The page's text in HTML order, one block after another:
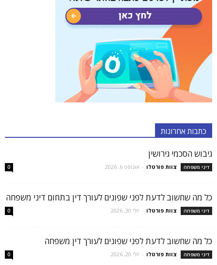
כתבות אחרונות
גיבוש הסכמי גירושין
דיני משפחה צוות פורטלו - אוגוסט 6, 2026 0
כל מה שחשוב לדעת לפני שפונים לעורך דין בתחום דיני משפחה
דיני משפחה צוות פורטלו - יולי 30, 2026 0
כל מה שחשוב לדעת לפני שפונים לעורך דין משפחה
דיני משפחה צוות פורטלו - יולי 20, 2026 0